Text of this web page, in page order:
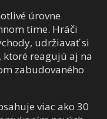
úrovne
tíme. Hráči
udržiavať si
reagujú aj na
zabudovaného
viac ako 30